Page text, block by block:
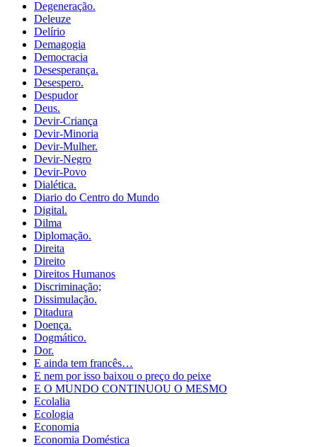
Degeneração.
Deleuze
Delírio
Demagogia
Democracia
Desesperança.
Desespero.
Despudor
Deus.
Devir-Criança
Devir-Minoria
Devir-Mulher.
Devir-Negro
Devir-Povo
Dialética.
Diario do Centro do Mundo
Digital.
Dilma
Diplomação.
Direita
Direito
Direitos Humanos
Discriminação;
Dissimulação.
Ditadura
Doença.
Dogmático.
Dor.
E ainda tem francês…
E nem por isso baixou o preço do peixe
E O MUNDO CONTINUOU O MESMO
Ecolalia
Ecologia
Economia
Economia Doméstica